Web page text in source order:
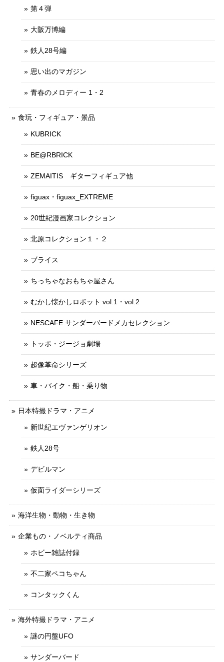
第４弾
大阪万博編
鉄人28号編
思い出のマガジン
青春のメロディー 1・2
食玩・フィギュア・景品
KUBRICK
BE@RBRICK
ZEMAITIS ギターフィギュア他
figuax・figuax_EXTREME
20世紀漫画家コレクション
北原コレクション１・２
ブライス
ちっちゃなおもちゃ屋さん
むかし懐かしロボット vol.1・vol.2
NESCAFE サンダーバードメカセレクション
トッポ・ジージョ劇場
超像革命シリーズ
車・バイク・船・乗り物
日本特撮ドラマ・アニメ
新世紀エヴァンゲリオン
鉄人28号
デビルマン
仮面ライダーシリーズ
海洋生物・動物・生き物
企業もの・ノベルティ商品
ホビー雑誌付録
不二家ペコちゃん
コンタックくん
海外特撮ドラマ・アニメ
謎の円盤UFO
サンダーバード